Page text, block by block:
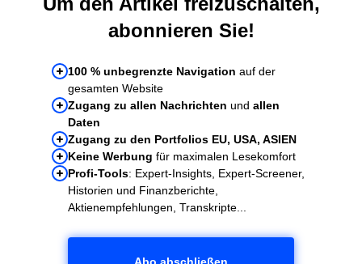
abonnieren Sie!
100 % unbegrenzte Navigation auf der
gesamten Website
Zugang zu allen Nachrichten und allen
Daten
Zugang zu den Portfolios EU, USA, ASIEN
Keine Werbung für maximalen Lesekomfort
Profi-Tools: Expert-Insights, Expert-Screener,
Historien und Finanzberichte,
Aktienempfehlungen, Transkripte...
Abo abschließen